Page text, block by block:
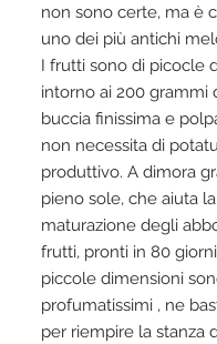
non sono certe, ma è
uno dei più antichi
I frutti sono di picocle
intorno ai 200 grammi
buccia finissima e
non necessita di
produttivo. A dimora
pieno sole, che aiuta la
maturazione degli
frutti, pronti in 80
piccole dimensioni
profumatissimi , ne
per riempire la stanza